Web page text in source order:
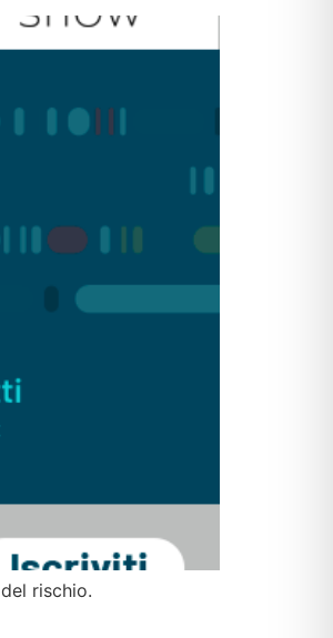
rischio.